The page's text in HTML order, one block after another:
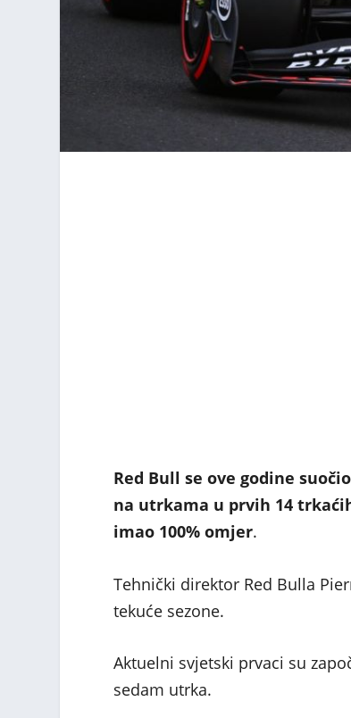
Red Bull se ove godine
na utrkama u prvih 14
imao 100% omjer.
Tehnički direktor Red Bulla
tekuće sezone.
Aktuelni svjetski prvaci su
sedam utrka.